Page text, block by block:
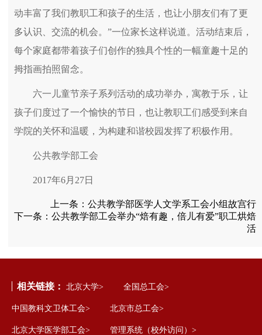
动丰富了我们教职工和孩子的生活，也让小朋友们有了更
多认识、交流的机会。”一位家长这样说道。活动结束后，
每个家庭都带着孩子们创作的独具个性的一幅童趣十足的
拇指画拍照留念。
六一儿童节亲子系列活动的成功举办，寓教于乐，让
孩子们度过了一个愉快的节日，也让教职工们感受到来自
学院的关怀和温暖，为构建和谐校园发挥了积极作用。
公共教学部工会
2017年6月27日
上一条： 公共教学部医学人文学系工会小组故宫行
下一条： 公共教学部工会举办“焙有趣，倍儿有爱”职工烘焙
活
相关链接： 北京大学> 全国总工会>
中国教科文卫体工会> 北京市总工会>
北京大学医学部工会> 管理系统（校外访问）>